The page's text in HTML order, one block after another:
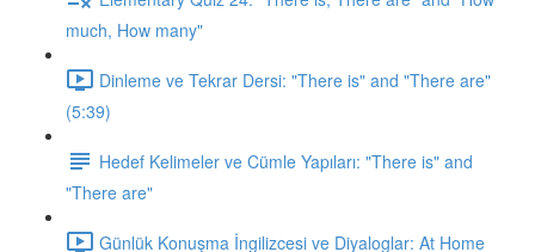
much, How many"
Dinleme ve Tekrar Dersi: "There is" and "There are"
(5:39)
Hedef Kelimeler ve Cümle Yapıları: "There is" and
"There are"
Günlük Konuşma İngilizcesi ve Diyaloglar: At Home